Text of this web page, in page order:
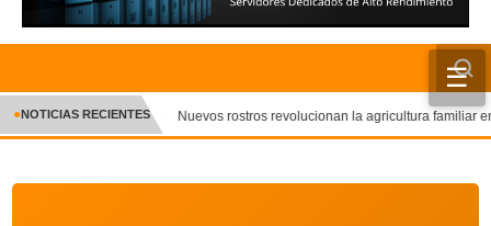
☰
INICIO
CRÓNICA
●NOTICIAS RECIENTES Nuevos rostros revolucionan la agricultura familiar